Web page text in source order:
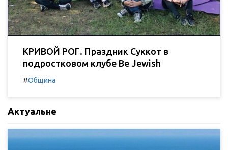
КРИВОЙ РОГ. Праздник Суккот в
подростковом клубе Be Jewish
#Община
Актуальне